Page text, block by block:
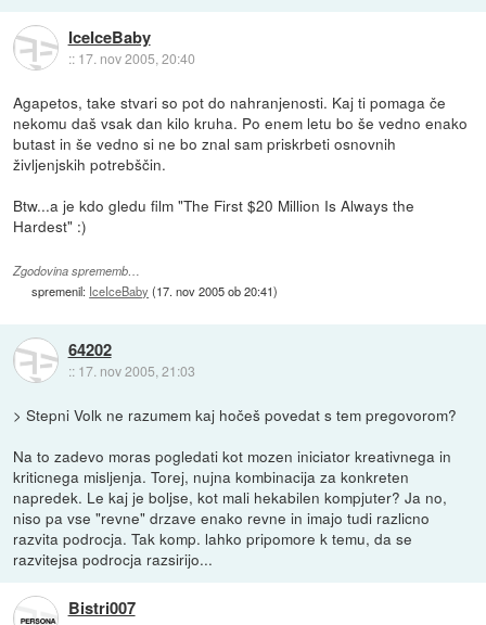
IceIceBaby
:: 17. nov 2005, 20:40
Agapetos, take stvari so pot do nahranjenosti. Kaj ti pomaga če
nekomu daš vsak dan kilo kruha. Po enem letu bo še vedno enako
butast in še vedno si ne bo znal sam priskrbeti osnovnih
življenjskih potrebščin.
Btw...a je kdo gledu film "The First $20 Million Is Always the
Hardest" :)
Zgodovina sprememb…
spremenil: IceIceBaby (17. nov 2005 ob 20:41)
64202
:: 17. nov 2005, 21:03
> Stepni Volk ne razumem kaj hočeš povedat s tem pregovorom?
Na to zadevo moras pogledati kot mozen iniciator kreativnega in
kriticnega misljenja. Torej, nujna kombinacija za konkreten
napredek. Le kaj je boljse, kot mali hekabilen kompjuter? Ja no,
niso pa vse "revne" drzave enako revne in imajo tudi razlicno
razvita podrocja. Tak komp. lahko pripomore k temu, da se
razvitejsa podrocja razsirijo...
Bistri007